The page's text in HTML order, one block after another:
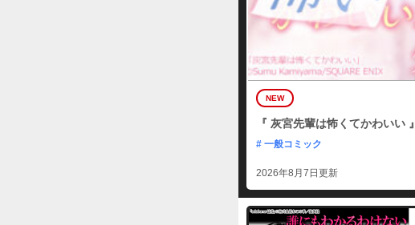
NEW
『 灰宮先輩は怖くてかわいい 』
# 一般コミック
2026年8月7日更新